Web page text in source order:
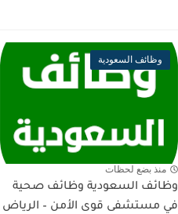
وظائف السعودية
منذ بضع لحظات
وظائف السعودية وظائف صحية
في مستشفى قوى الأمن – الرياض